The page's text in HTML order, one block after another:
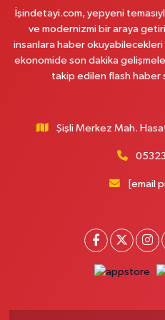
Pamuk Eczanesi
Yunus Emre Mahallesi Veyselkaranı
0 (216) 484 00 08 Yol Tarifi Al
ESKİ PTT YANI ZÜBEYDE HANIM AİLE
0 (216) 755 01 02 Yol Tarifi Al
İşindetayi.com, yepyeni
ve modernizmi bir araya
insanlara haber
ekonomide son dakika
takip edilen flash haber
Şişli Merkez Mah.
[email